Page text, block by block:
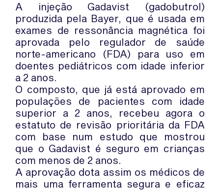
A injeção Gadavist (gadobutrol)
produzida pela Bayer, que é usada em
exames de ressonância magnética foi
aprovada pelo regulador de saúde
norte-americano (FDA) para uso em
doentes pediátricos com idade inferior
a 2 anos.
O composto, que já está aprovado em
populações de pacientes com idade
superior a 2 anos, recebeu agora o
estatuto de revisão prioritária da FDA
com base num estudo que mostrou
que o Gadavist é seguro em crianças
com menos de 2 anos.
A aprovação dota assim os médicos de
mais uma ferramenta segura e eficaz